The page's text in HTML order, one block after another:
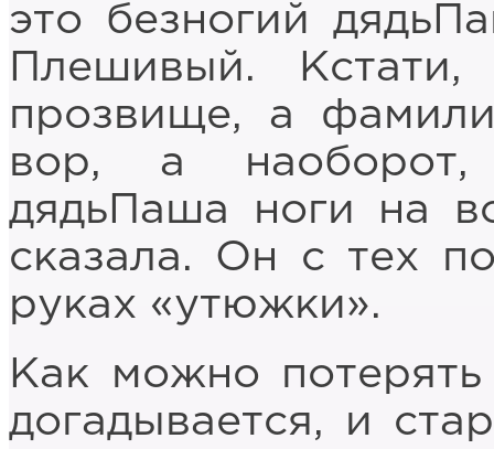
это безногий
Плешивый.
прозвище, а
вор, а
дядьПаша ноги на
сказала. Он с тех
руках «утюжки».
Как можно
догадывается, и